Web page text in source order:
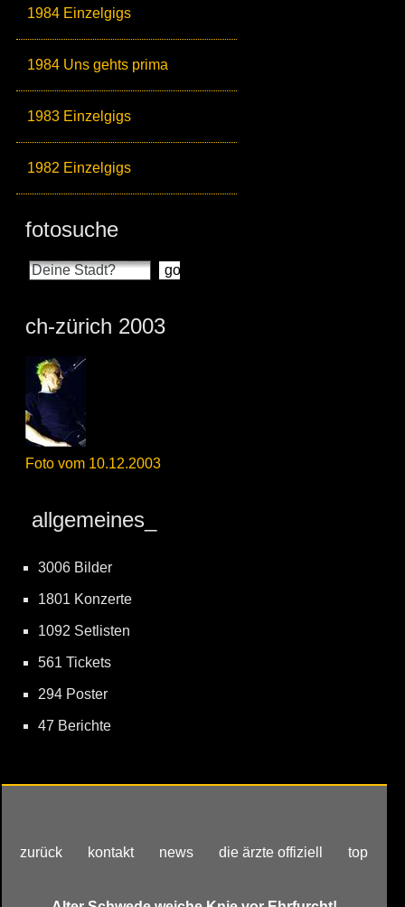
1984 Einzelgigs
1984 Uns gehts prima
1983 Einzelgigs
1982 Einzelgigs
fotosuche
ch-zürich 2003
Foto vom 10.12.2003
allgemeines_
3006 Bilder
1801 Konzerte
1092 Setlisten
561 Tickets
294 Poster
47 Berichte
zurück kontakt news die ärzte offiziell top